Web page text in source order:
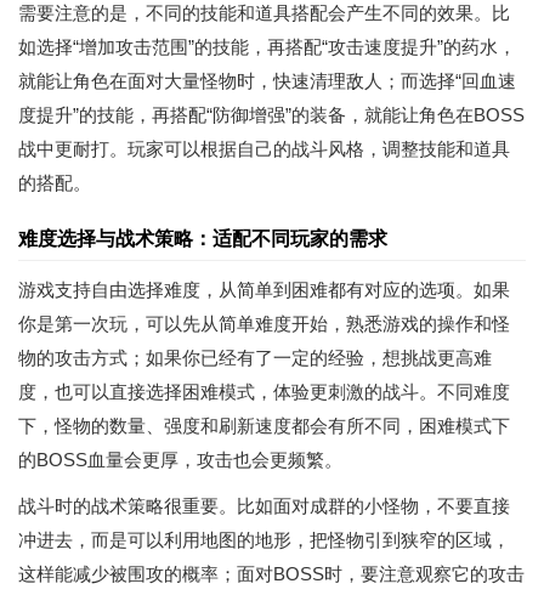
需要注意的是，不同的技能和道具搭配会产生不同的效果。比
如选择“增加攻击范围”的技能，再搭配“攻击速度提升”的药水，
就能让角色在面对大量怪物时，快速清理敌人；而选择“回血速
度提升”的技能，再搭配“防御增强”的装备，就能让角色在BOSS
战中更耐打。玩家可以根据自己的战斗风格，调整技能和道具
的搭配。
难度选择与战术策略：适配不同玩家的需求
游戏支持自由选择难度，从简单到困难都有对应的选项。如果
你是第一次玩，可以先从简单难度开始，熟悉游戏的操作和怪
物的攻击方式；如果你已经有了一定的经验，想挑战更高难
度，也可以直接选择困难模式，体验更刺激的战斗。不同难度
下，怪物的数量、强度和刷新速度都会有所不同，困难模式下
的BOSS血量会更厚，攻击也会更频繁。
战斗时的战术策略很重要。比如面对成群的小怪物，不要直接
冲进去，而是可以利用地图的地形，把怪物引到狭窄的区域，
这样能减少被围攻的概率；面对BOSS时，要注意观察它的攻击